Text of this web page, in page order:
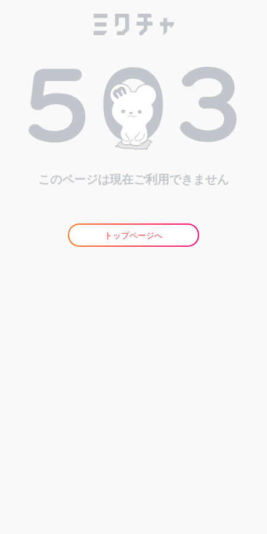
このページは現在ご利用できません